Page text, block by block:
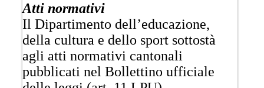
Atti normativi
Il Dipartimento dell’educazione,
della cultura e dello sport sottostà
agli atti normativi cantonali
pubblicati nel Bollettino ufficiale